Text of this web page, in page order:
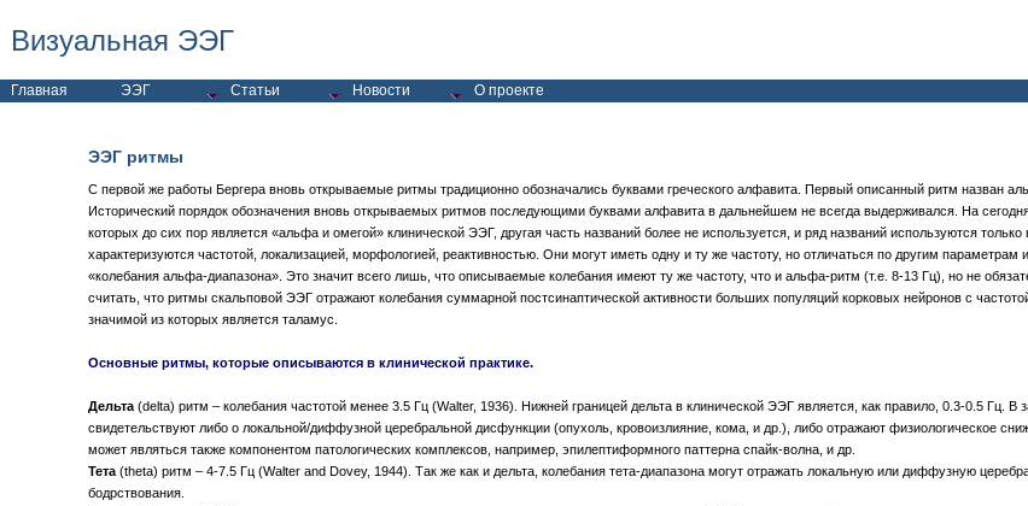
Визуальная ЭЭГ
ЭЭГ ритмы
С первой же работы Бергера вновь открываемые ритмы традиционно обозначались буквами греческого алфавита. Первый описанный ритм назван
Исторический порядок обозначения вновь открываемых ритмов последующими буквами алфавита в дальнейшем не всегда выдерживался. На
которых до сих пор является «альфа и омегой» клинической ЭЭГ, другая часть названий более не используется, и ряд названий используются
характеризуются частотой, локализацией, морфологией, реактивностью. Они могут иметь одну и ту же частоту, но отличаться по другим
«колебания альфа-диапазона». Это значит всего лишь, что описываемые колебания имеют ту же частоту, что и альфа-ритм (т.е. 8-13 Гц), но не
считать, что ритмы скальповой ЭЭГ отражают колебания суммарной постсинаптической активности больших популяций корковых нейронов с
значимой из которых является таламус.
Основные ритмы, которые описываются в клинической практике.
Дельта (delta) ритм – колебания частотой менее 3.5 Гц (Walter, 1936). Нижней границей дельта в клинической ЭЭГ является, как правило, 0.3-0.5 Гц. В
свидетельствуют либо о локальной/диффузной церебральной дисфункции (опухоль, кровоизлияние, кома, и др.), либо отражают физиологическое
может являться также компонентом патологических комплексов, например, эпилептиформного паттерна спайк-волна, и др.
Тета (theta) ритм – 4-7.5 Гц (Walter and Dovey, 1944). Так же как и дельта, колебания тета-диапазона могут отражать локальную или диффузную
бодрствования.
Главная ЭЭГ Статьи Новости О проекте